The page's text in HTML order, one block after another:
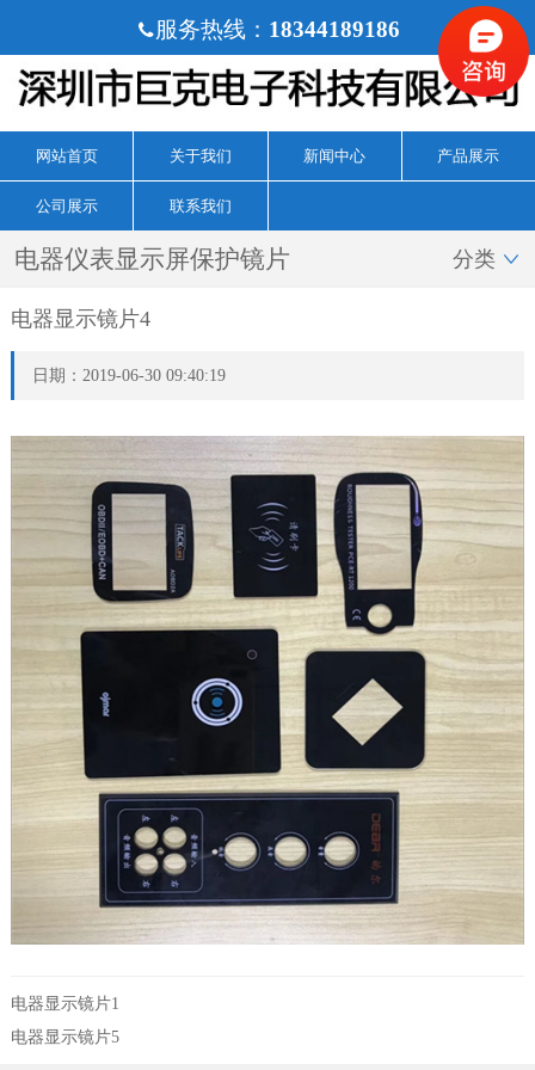
服务热线： 18344189186
网站首页 关于我们 新闻中心 产品展示
公司展示 联系我们
电器仪表显示屏保护镜片 分类 
电器显示镜片4
日期：2019-06-30 09:40:19
电器显示镜片1
电器显示镜片5